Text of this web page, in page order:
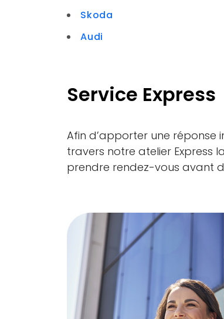
Skoda
Audi
Service Express
Afin d’apporter une réponse
travers notre atelier Express
prendre rendez-vous avant